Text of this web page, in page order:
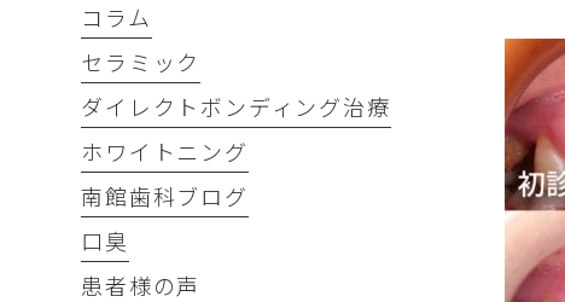
コラム
セラミック
ダイレクトボンディング治療
ホワイトニング
南館歯科ブログ
口臭
患者様の声